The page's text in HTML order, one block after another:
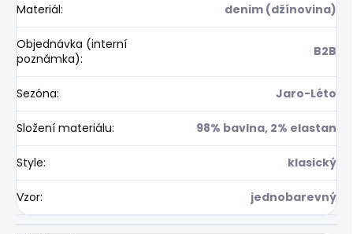
Materiál: denim (džínovina)
Objednávka (interní
poznámka): B2B
Sezóna: Jaro-Léto
Složení materiálu: 98% bavlna, 2% elastan
Style: klasický
Vzor: jednobarevný